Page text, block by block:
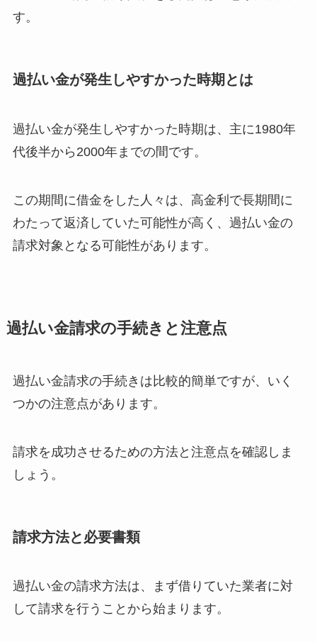
す。
過払い金が発生しやすかった時期とは
過払い金が発生しやすかった時期は、主に1980年
代後半から2000年までの間です。
この期間に借金をした人々は、高金利で長期間に
わたって返済していた可能性が高く、過払い金の
請求対象となる可能性があります。
過払い金請求の手続きと注意点
過払い金請求の手続きは比較的簡単ですが、いく
つかの注意点があります。
請求を成功させるための方法と注意点を確認しま
しょう。
請求方法と必要書類
過払い金の請求方法は、まず借りていた業者に対
して請求を行うことから始まります。